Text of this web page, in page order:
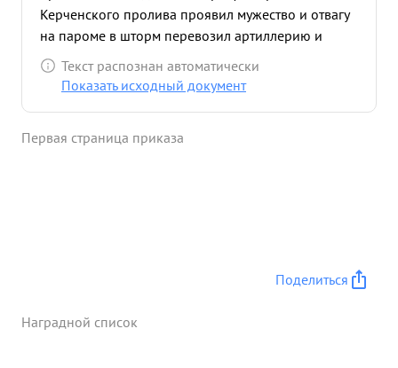
Керченского пролива проявил мужество и отвагу
на пароме в шторм перевозил артиллерию и
автомашины. Достоин правительственной
награды Медаль "ЗА СТВАГУ" медаль , За отвагу" ...»
Текст распознан автоматически
Показать исходный документ
Первая страница приказа
Поделиться
Наградной список